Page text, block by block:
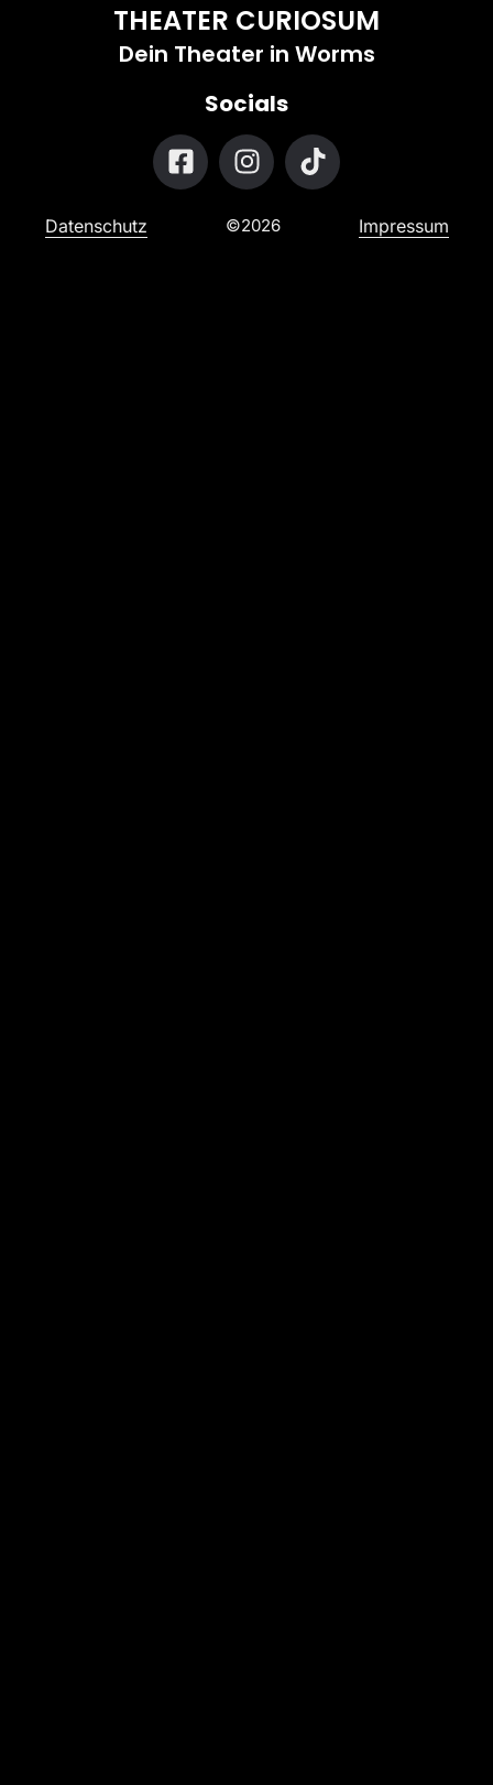
THEATER CURIOSUM
Dein Theater in Worms
Socials
Datenschutz ©2026 Impressum